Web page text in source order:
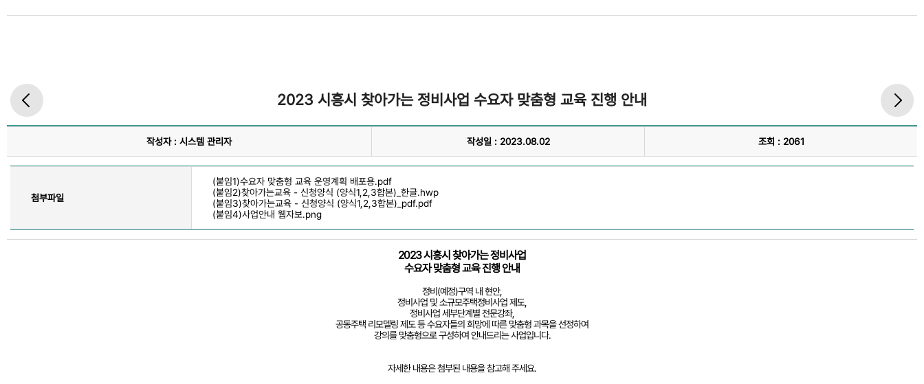
2023 시흥시 찾아가는 정비사업 수요자 맞춤형 교육 진행 안내
작성자 : 시스템 관리자 작성일 : 2023.08.02 조회 : 2061
첨부파일
(붙임1)수요자 맞춤형 교육 운영계획 배포용.pdf
(붙임2)찾아가는교육 - 신청양식 (양식1,2,3합본)_한글.hwp
(붙임3)찾아가는교육 - 신청양식 (양식1,2,3합본)_pdf.pdf
(붙임4)사업안내 웹자보.png
2023 시흥시 찾아가는 정비사업
수요자 맞춤형 교육 진행 안내
정비(예정)구역 내 현안,
정비사업 및 소규모주택정비사업 제도,
정비사업 세부단계별 전문강좌,
공동주택 리모델링 제도 등 수요자들의 희망에 따른 맞춤형 과목을 선정하여
강의를 맞춤형으로 구성하여 안내드리는 사업입니다.
자세한 내용은 첨부된 내용을 참고해 주세요.